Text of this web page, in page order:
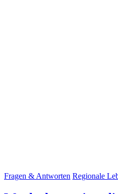
Fragen & Antworten Regionale